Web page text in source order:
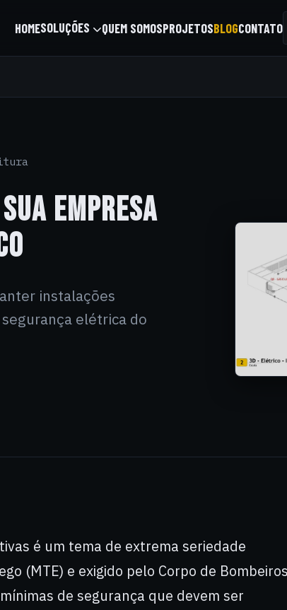
HOMESOLUÇÕES QUEM SOMOSPROJETOSBLOGCONTATO
EMPRESA
instalações
elétrica do
é um tema de extrema seriedade
(MTE) e exigido pelo Corpo de
de segurança que devem ser